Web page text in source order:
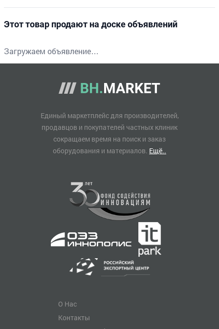
Этот товар продают на доске объявлений
Загружаем объявление…
Единый маркетплейс для производителей,
продавцов и покупателей частных клиник
сокращаем время на поиск и заказ
оборудования и материалов. Ещё..
О Нас
Контакты